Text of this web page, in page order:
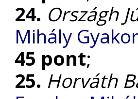
24. Országh
Mihály
45 pont;
25. Horváth